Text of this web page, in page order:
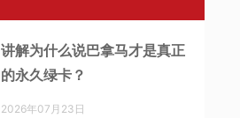
讲解为什么说巴拿马才是真正
的永久绿卡？
2026年07月23日